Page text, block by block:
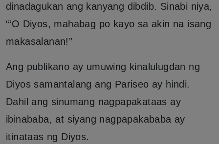
dinadagukan ang kanyang dibdib. Sinabi niya,
“‘O Diyos, mahabag po kayo sa akin na isang
makasalanan!”
Ang publikano ay umuwing kinalulugdan ng
Diyos samantalang ang Pariseo ay hindi.
Dahil ang sinumang nagpapakataas ay
ibinababa, at siyang nagpapakababa ay
itinataas ng Diyos.